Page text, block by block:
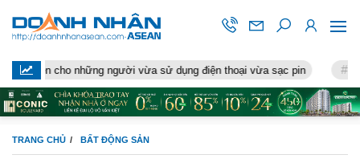
những người vừa sử dụng điện thoại vừa sạc pin Chỉ ít giờ tới,
TRANG CHỦ BẤT ĐỘNG SẢN